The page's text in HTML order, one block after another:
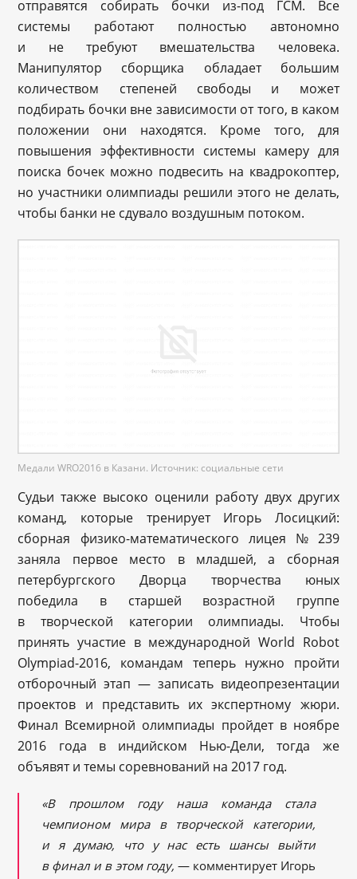
отправятся собирать бочки из-под ГСМ. Все
системы работают полностью автономно
и не требуют вмешательства человека.
Манипулятор сборщика обладает большим
количеством степеней свободы и может
подбирать бочки вне зависимости от того, в каком
положении они находятся. Кроме того, для
повышения эффективности системы камеру для
поиска бочек можно подвесить на квадрокоптер,
но участники олимпиады решили этого не делать,
чтобы банки не сдувало воздушным потоком.
Медали WRO2016 в Казани. Источник: социальные сети
Судьи также высоко оценили работу двух других
команд, которые тренирует Игорь Лосицкий:
сборная физико-математического лицея № 239
заняла первое место в младшей, а сборная
петербургского Дворца творчества юных
победила в старшей возрастной группе
в творческой категории олимпиады. Чтобы
принять участие в международной World Robot
Olympiad-2016, командам теперь нужно пройти
отборочный этап — записать видеопрезентации
проектов и представить их экспертному жюри.
Финал Всемирной олимпиады пройдет в ноябре
2016 года в индийском Нью-Дели, тогда же
объявят и темы соревнований на 2017 год.
«В прошлом году наша команда стала
чемпионом мира в творческой категории,
и я думаю, что у нас есть шансы выйти
в финал и в этом году, — комментирует Игорь